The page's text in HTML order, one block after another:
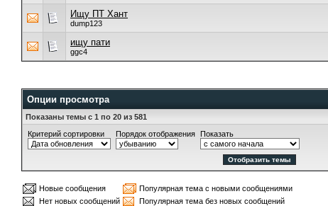
Ищу ПТ Хант
dump123
ищу пати
ggc4
Опции просмотра
Показаны темы с 1 по 20 из 581
Критерий сортировки
Порядок отображения Показать
Новые сообщения
Популярная тема с новыми сообщениями
Нет новых сообщений
Популярная тема без новых сообщений